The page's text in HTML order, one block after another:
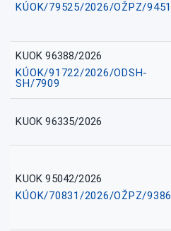
KÚOK/79525/2026/OŽPZ/9451
KUOK 96388/2026
KÚOK/91722/2026/ODSH-
SH/7909
KUOK 96335/2026
KUOK 95042/2026
KÚOK/70831/2026/OŽPZ/9386